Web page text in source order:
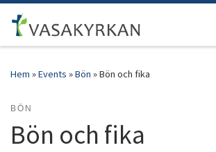
Hoppa till innehåll
Hem »Events »Bön »Bön och fika
BÖN
Bön och fika